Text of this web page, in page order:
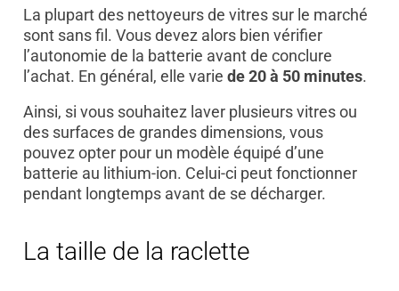
La plupart des nettoyeurs de vitres sur le marché
sont sans fil. Vous devez alors bien vérifier
l’autonomie de la batterie avant de conclure
l’achat. En général, elle varie de 20 à 50 minutes.
Ainsi, si vous souhaitez laver plusieurs vitres ou
des surfaces de grandes dimensions, vous
pouvez opter pour un modèle équipé d’une
batterie au lithium-ion. Celui-ci peut fonctionner
pendant longtemps avant de se décharger.
La taille de la raclette